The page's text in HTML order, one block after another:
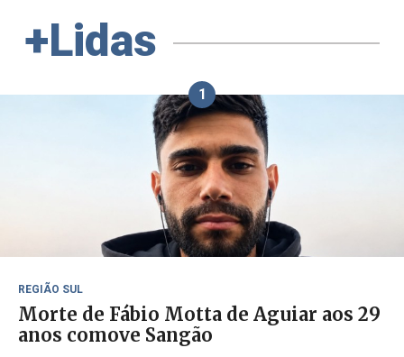
+Lidas
1
REGIÃO SUL
Morte de Fábio Motta de Aguiar aos 29
anos comove Sangão